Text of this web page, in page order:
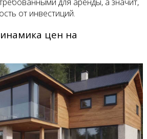
от инвестиций.
цен на